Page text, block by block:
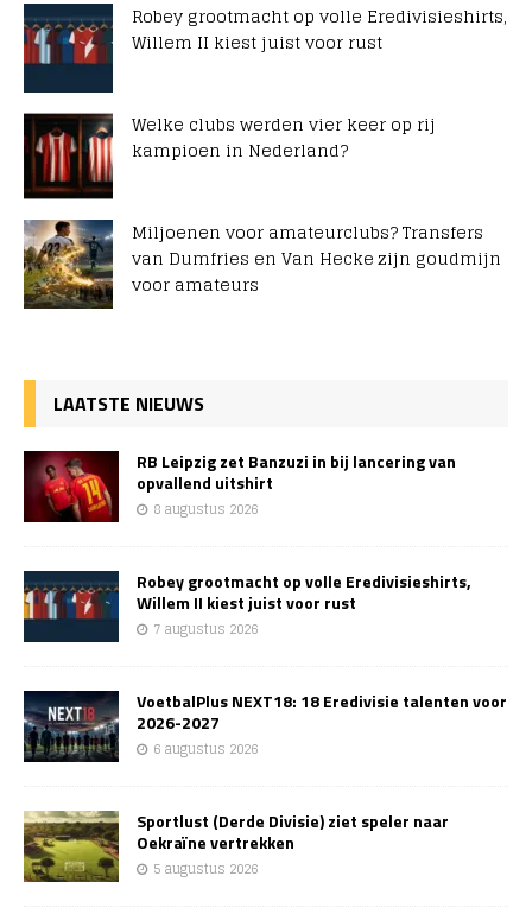
Robey grootmacht op volle Eredivisieshirts,
Willem II kiest juist voor rust
Welke clubs werden vier keer op rij
kampioen in Nederland?
Miljoenen voor amateurclubs? Transfers
van Dumfries en Van Hecke zijn goudmijn
voor amateurs
LAATSTE NIEUWS
RB Leipzig zet Banzuzi in bij lancering van
opvallend uitshirt
8 augustus 2026
Robey grootmacht op volle Eredivisieshirts,
Willem II kiest juist voor rust
7 augustus 2026
VoetbalPlus NEXT18: 18 Eredivisie talenten voor
2026-2027
6 augustus 2026
Sportlust (Derde Divisie) ziet speler naar
Oekraïne vertrekken
5 augustus 2026